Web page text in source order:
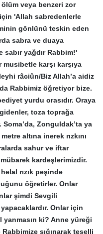
ölüm veya benzeri zor
'Allah sabredenlerle
gönlünü teskin eden
sabra ve duaya
sabır yağdır Rabbim!'
musibetle karşı karşıya
râciûn/Biz Allah’a aidiz
Rabbimiz öğretiyor bize.
yurdu orasıdır. Oraya
toza toprağa
Zonguldak’ta ya
altına inerek rızkını
sahur ve iftar
kardeşlerimizdir.
rızık peşinde
öğretirler. Onlar
şimdi Sevgili
Onlar için
yanmasın ki? Anne yüreği
sığınarak teselli